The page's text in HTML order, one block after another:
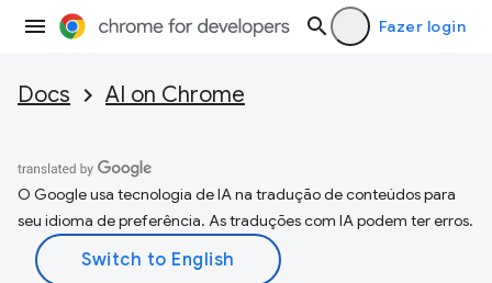
Fazer login
Docs AI on Chrome
O Google usa tecnologia de IA na tradução de conteúdos para
seu idioma de preferência. As traduções com IA podem ter erros.